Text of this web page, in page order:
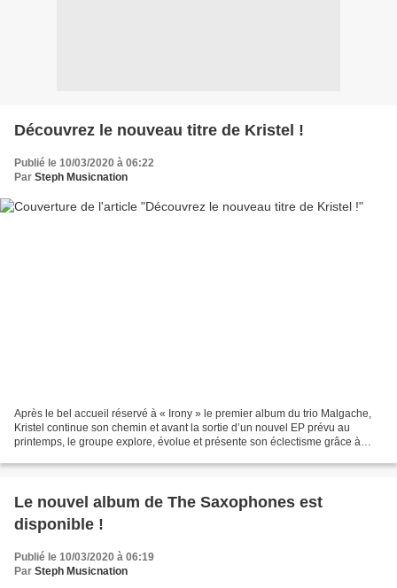
Découvrez le nouveau titre de Kristel !
Publié le 10/03/2020 à 06:22
Par Steph Musicnation
Après le bel accueil réservé à « Irony » le premier album du trio Malgache,
Kristel continue son chemin et avant la sortie d’un nouvel EP prévu au
printemps, le groupe explore, évolue et présente son éclectisme grâce à
Le nouvel album de The Saxophones est
disponible !
Publié le 10/03/2020 à 06:19
Par Steph Musicnation